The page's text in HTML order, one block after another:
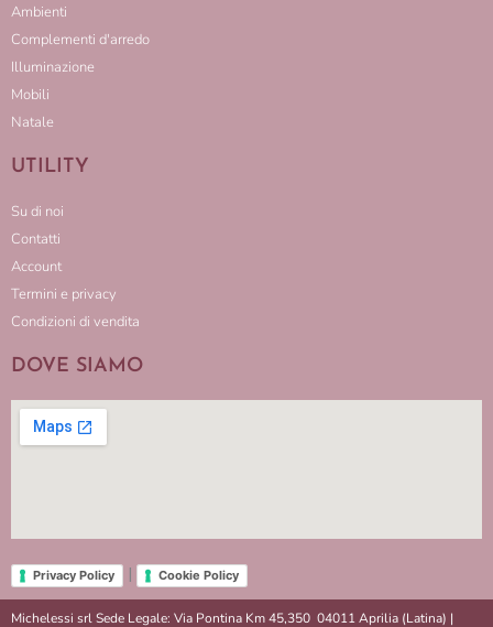
Ambienti
Complementi d'arredo
Illuminazione
Mobili
Natale
UTILITY
Su di noi
Contatti
Account
Termini e privacy
Condizioni di vendita
DOVE SIAMO
Privacy Policy | Cookie Policy
Michelessi srl Sede Legale: Via Pontina Km 45,350 04011 Aprilia (Latina) |